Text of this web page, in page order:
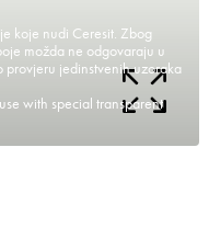
koje nudi Ceresit. Zbog
možda ne odgovaraju u
provjeru jedinstvenih uzoraka
with special transparent